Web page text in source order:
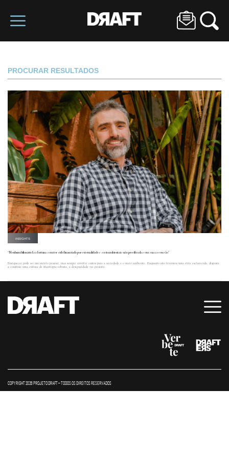
PROCURAR RESULTADOS
INSIGHTS
“Nenhum bilionário faz fortuna sem ter sido financiado por externalidades socioambientais não precificadas em sua ascensão”
Enriquecer pode ser um mérito pessoal, mas sempre envolve custos para a sociedade e o meio ambiente. Enquanto não tivermos uma elite esclarecida, disposta
a construir uma cultura de filantropia robusta, a desigualdade vai persistir.
COPYRIGHT 2026 PROJETO DRAFT – TODOS OS DIREITOS RESERVADOS